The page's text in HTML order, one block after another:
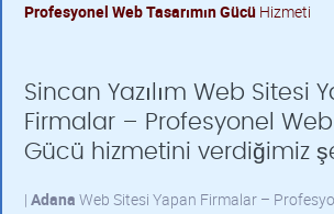
Profesyonel Web Tasarımın Gücü Hizmeti
Sincan Yazılım Web Sitesi
Firmalar – Profesyonel Web
Gücü hizmetini verdiğimiz
| Adana Web Sitesi Yapan Firmalar –